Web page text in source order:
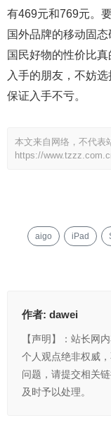
有469元和769元。
国外品牌的移动固
国民好物的性价比
入手的朋友，不妨
保证入手不亏。
本文来自网络，不代表
https://
aigo iPad
作者: dawei
【声明】：站长网
个人观点绝非权威
问题，请提交相关
及时予以处理。